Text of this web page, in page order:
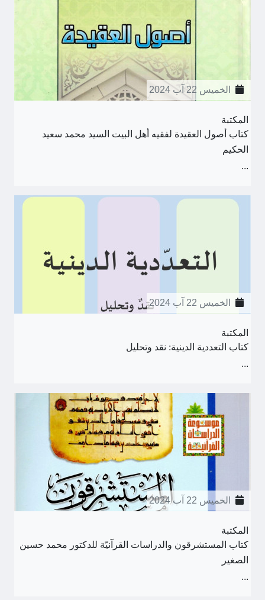
الخميس 22 آب 2024
المكتبة
كتاب أصول العقيدة لفقيه أهل البيت السيد محمد سعيد
الحكيم
...
الخميس 22 آب 2024
المكتبة
كتاب التعددية الدينية: نقد وتحليل
...
الخميس 22 آب 2024
المكتبة
كتاب المستشرقون والدراسات القرآنيّة للدكتور محمد حسين
الصغير
...